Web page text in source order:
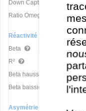
Down Capture Ratio
Ratio Omega
Réactivité
Beta
R²
Beta haussier
Beta baissier
Asymétrie